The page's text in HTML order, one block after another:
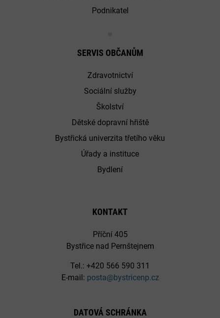
Podnikatel
SERVIS OBČANŮM
Zdravotnictví
Sociální služby
Školství
Dětské dopravní hřiště
Bystřická univerzita třetího věku
Úřady a instituce
Bydlení
KONTAKT
Příční 405
Bystřice nad Pernštejnem
Tel.: +420 566 590 311
E-mail: posta@bystricenp.cz
DATOVÁ SCHRÁNKA